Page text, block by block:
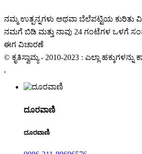
ನಮ್ಮ ಉತ್ಪನ್ನಗಳು ಅಥವಾ ಬೆಲೆಪಟ್ಟಿಯ ಕುರಿತು
ನಮಗೆ ಬಿಡಿ ಮತ್ತು ನಾವು 24 ಗಂಟೆಗಳ ಒಳಗೆ
ಈಗ ವಿಚಾರಣೆ
© ಕೃತಿಸ್ವಾಮ್ಯ - 2010-2023 : ಎಲ್ಲಾ
,
ದೂರವಾಣಿ
ದೂರವಾಣಿ